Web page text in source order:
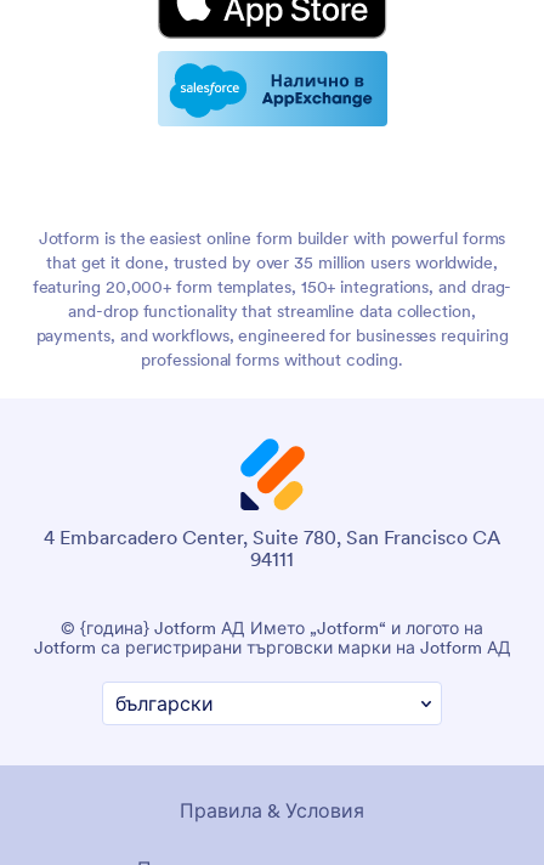
Jotform is the easiest online form builder with powerful forms
that get it done, trusted by over 35 million users worldwide,
featuring 20,000+ form templates, 150+ integrations, and drag-
and-drop functionality that streamline data collection,
payments, and workflows, engineered for businesses requiring
professional forms without coding.
4 Embarcadero Center, Suite 780, San Francisco CA
94111
© {година} Jotform АД Името „Jotform“ и логото на
Jotform са регистрирани търговски марки на Jotform АД
Правила & Условия